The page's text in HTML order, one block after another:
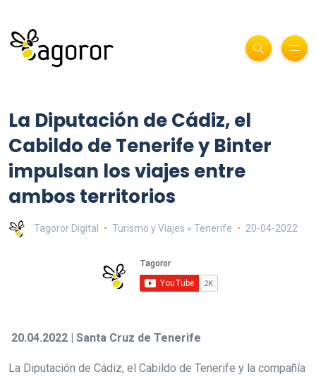
La Diputación de Cádiz, el
Cabildo de Tenerife y Binter
impulsan los viajes entre
ambos territorios
Tagoror Digital Turismo y Viajes » Tenerife 20-04-2022
20.04.2022 | Santa Cruz de Tenerife
La Diputación de Cádiz, el Cabildo de Tenerife y la compañía